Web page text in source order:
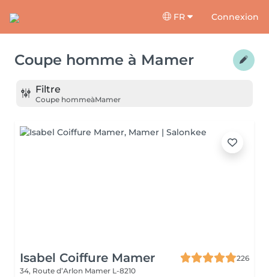
FR Connexion
Coupe homme à Mamer
Filtre
Coupe hommeàMamer
Isabel Coiffure Mamer
226
34, Route d’Arlon Mamer L-8210